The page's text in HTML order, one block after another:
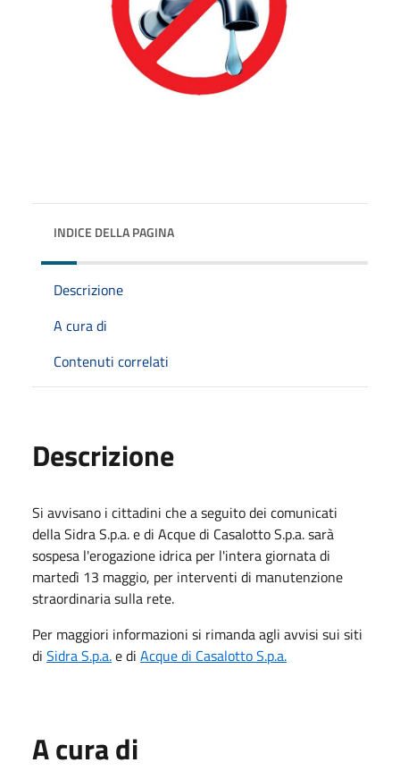
INDICE DELLA PAGINA
Descrizione
A cura di
Contenuti correlati
Descrizione
Si avvisano i cittadini che a seguito dei comunicati
della Sidra S.p.a. e di Acque di Casalotto S.p.a. sarà
sospesa l'erogazione idrica per l'intera giornata di
martedì 13 maggio, per interventi di manutenzione
straordinaria sulla rete.
Per maggiori informazioni si rimanda agli avvisi sui siti
di Sidra S.p.a.e di Acque di Casalotto S.p.a.
A cura di